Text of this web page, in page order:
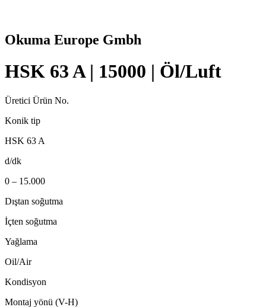
Okuma Europe Gmbh
HSK 63 A | 15000 | Öl/Luft
Üretici Ürün No.
Konik tip
HSK 63 A
d/dk
0 – 15.000
Dıştan soğutma
İçten soğutma
Yağlama
Oil/Air
Kondisyon
Montaj yönü (V-H)